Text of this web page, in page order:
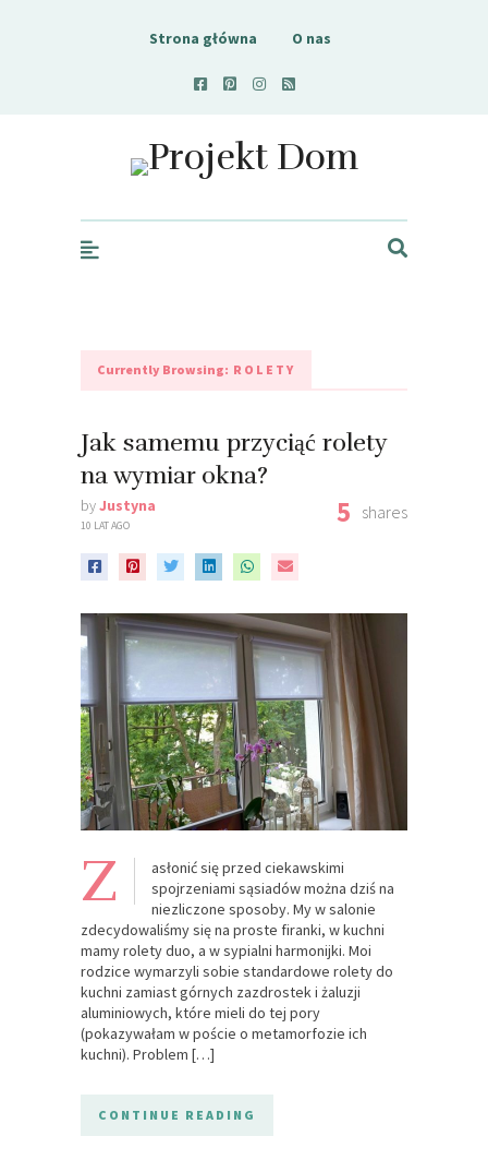
Strona główna O nas
Projekt Dom
Currently Browsing: ROLETY
Jak samemu przyciąć rolety
na wymiar okna?
byJustyna
10 LAT AGO 5 shares
Z
asłonić się przed ciekawskimi
spojrzeniami sąsiadów można dziś na
niezliczone sposoby. My w salonie
zdecydowaliśmy się na proste firanki, w kuchni
mamy rolety duo, a w sypialni harmonijki. Moi
rodzice wymarzyli sobie standardowe rolety do
kuchni zamiast górnych zazdrostek i żaluzji
aluminiowych, które mieli do tej pory
(pokazywałam w poście o metamorfozie ich
kuchni). Problem […]
CONTINUE READING